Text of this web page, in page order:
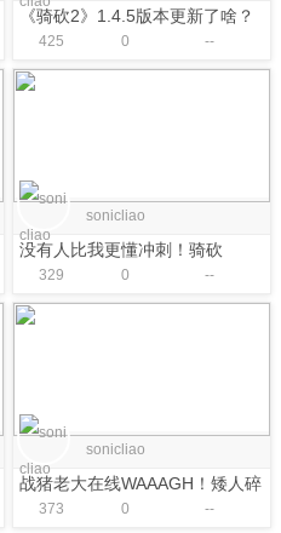
《骑砍2》1.4.5版本更新了啥？
海战大修：AI主动打海战、军团
不再逛街！
425 0 --
sonicliao
没有人比我更懂冲刺！骑砍
2MOD《阿特姆电影级冲锋》即
将上线！
329 0 --
sonicliao
战猪老大在线WAAAGH！矮人碎
铁附魔战锤！骑砍2《中古战锤》
373 0 --